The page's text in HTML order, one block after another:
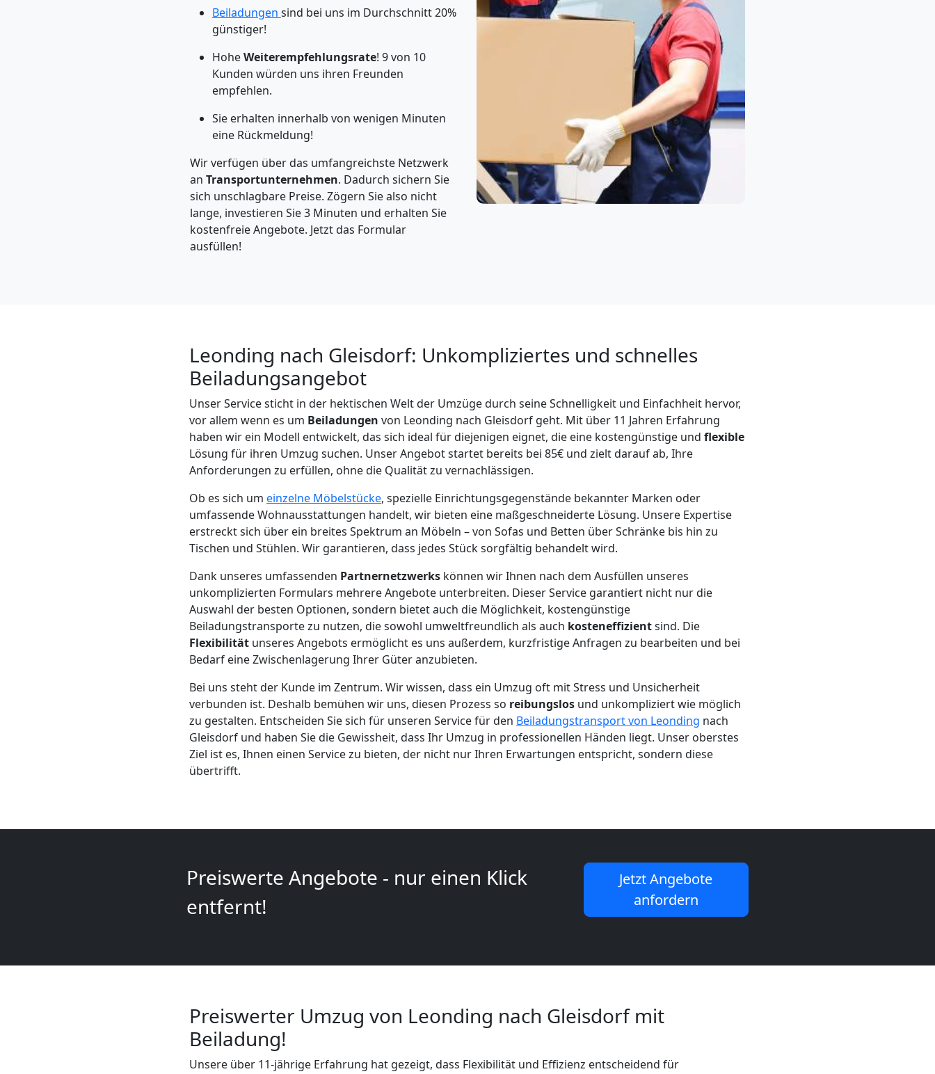
Beiladungen sind bei uns im Durchschnitt 20%
günstiger!
HoheWeiterempfehlungsrate! 9 von 10
Kunden würden uns ihren Freunden
empfehlen.
Sie erhalten innerhalb von wenigen Minuten
eine Rückmeldung!
Wir verfügen über das umfangreichste Netzwerk
an Transportunternehmen. Dadurch sichern Sie
sich unschlagbare Preise. Zögern Sie also nicht
lange, investieren Sie 3 Minuten und erhalten Sie
kostenfreie Angebote. Jetzt das Formular
ausfüllen!
Leonding nach Gleisdorf: Unkompliziertes und schnelles
Beiladungsangebot
Unser Service sticht in der hektischen Welt der Umzüge durch seine Schnelligkeit und Einfachheit hervor,
vor allem wenn es um Beiladungen von Leonding nach Gleisdorf geht. Mit über 11 Jahren Erfahrung
haben wir ein Modell entwickelt, das sich ideal für diejenigen eignet, die eine kostengünstige und flexible
Lösung für ihren Umzug suchen. Unser Angebot startet bereits bei 85€ und zielt darauf ab, Ihre
Anforderungen zu erfüllen, ohne die Qualität zu vernachlässigen.
Ob es sich um einzelne Möbelstücke, spezielle Einrichtungsgegenstände bekannter Marken oder
umfassende Wohnausstattungen handelt, wir bieten eine maßgeschneiderte Lösung. Unsere Expertise
erstreckt sich über ein breites Spektrum an Möbeln – von Sofas und Betten über Schränke bis hin zu
Tischen und Stühlen. Wir garantieren, dass jedes Stück sorgfältig behandelt wird.
Dank unseres umfassenden Partnernetzwerks können wir Ihnen nach dem Ausfüllen unseres
unkomplizierten Formulars mehrere Angebote unterbreiten. Dieser Service garantiert nicht nur die
Auswahl der besten Optionen, sondern bietet auch die Möglichkeit, kostengünstige
Beiladungstransporte zu nutzen, die sowohl umweltfreundlich als auch kosteneffizientsind. Die
Flexibilität unseres Angebots ermöglicht es uns außerdem, kurzfristige Anfragen zu bearbeiten und bei
Bedarf eine Zwischenlagerung Ihrer Güter anzubieten.
Bei uns steht der Kunde im Zentrum. Wir wissen, dass ein Umzug oft mit Stress und Unsicherheit
verbunden ist. Deshalb bemühen wir uns, diesen Prozess so reibungslos und unkompliziert wie möglich
zu gestalten. Entscheiden Sie sich für unseren Service für den Beiladungstransport von Leonding nach
Gleisdorf und haben Sie die Gewissheit, dass Ihr Umzug in professionellen Händen liegt. Unser oberstes
Ziel ist es, Ihnen einen Service zu bieten, der nicht nur Ihren Erwartungen entspricht, sondern diese
übertrifft.
Preiswerte Angebote - nur einen Klick
entfernt!
Jetzt Angebote
anfordern
Preiswerter Umzug von Leonding nach Gleisdorf mit
Beiladung!
Unsere über 11-jährige Erfahrung hat gezeigt, dass Flexibilität und Effizienz entscheidend für
Leonding